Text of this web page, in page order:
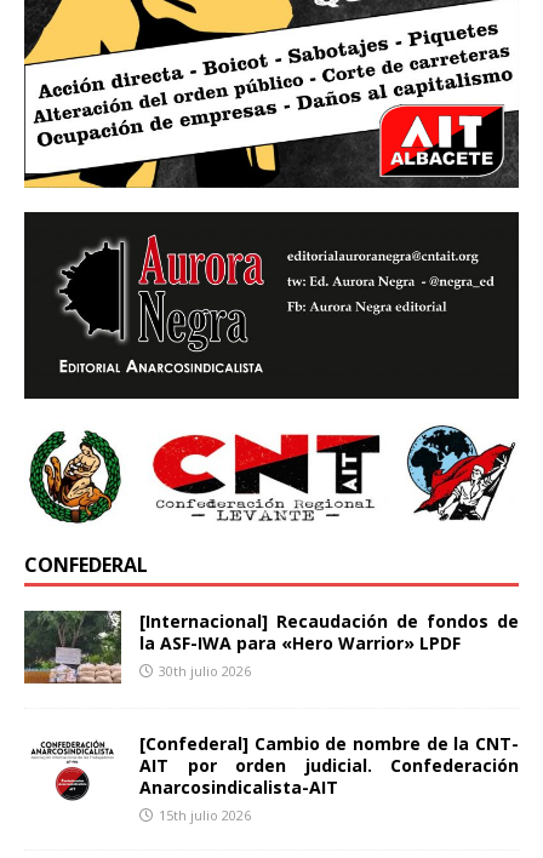
CONFEDERAL
[Internacional] Recaudación de fondos de
la ASF-IWA para «Hero Warrior» LPDF
30th julio 2026
[Confederal] Cambio de nombre de la CNT-
AIT por orden judicial. Confederación
Anarcosindicalista-AIT
15th julio 2026